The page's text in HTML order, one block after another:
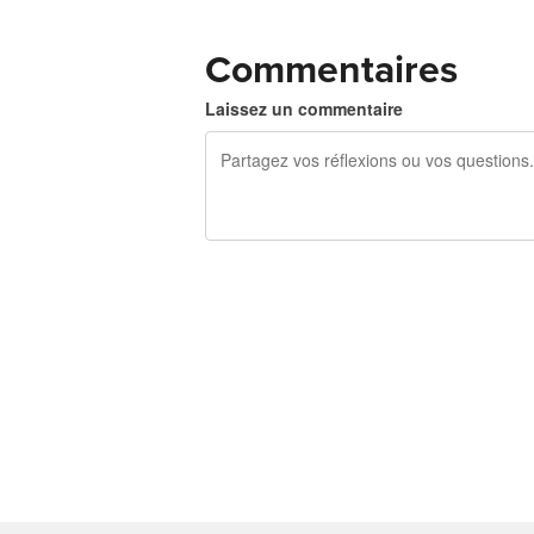
Commentaires
Laissez un commentaire